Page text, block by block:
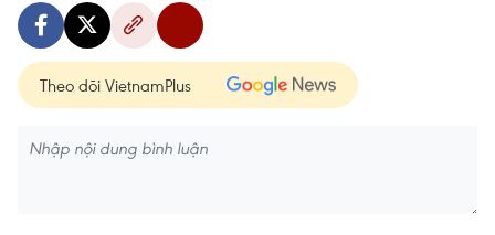
Theo dõi VietnamPlus